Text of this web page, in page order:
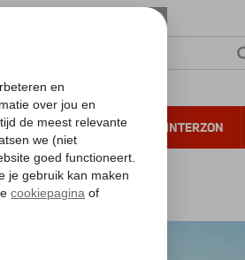
ALL INCLUSIVE WINTERZON